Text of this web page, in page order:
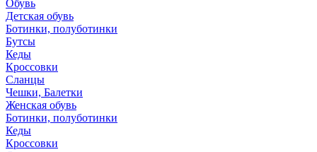
Обувь
Детская обувь
Ботинки, полуботинки
Бутсы
Кеды
Кроссовки
Сланцы
Чешки, Балетки
Женская обувь
Ботинки, полуботинки
Кеды
Кроссовки